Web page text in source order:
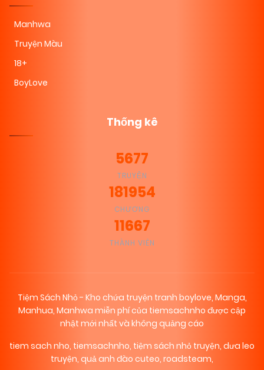
Manhwa
Truyện Màu
18+
BoyLove
Thống kê
5677
TRUYỆN
181954
CHƯƠNG
11667
THÀNH VIÊN
Tiệm Sách Nhỏ - Kho chứa truyện tranh boylove, Manga,
Manhua, Manhwa miễn phí của tiemsachnho được cập
nhật mới nhất và không quảng cáo
tiem sach nho, tiemsachnho, tiệm sách nhỏ truyện, dưa leo
truyện, quả anh đào cuteo, roadsteam,